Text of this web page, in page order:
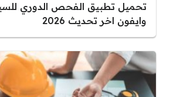
تحميل تطبيق الفحص الدوري
وايفون اخر تحديث 2026